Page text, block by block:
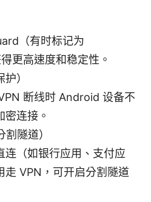
（有时标记为
更高速度和稳定性。
）
断线时 Android 设备不
密连接。
隧道）
连（如银行应用、支付应
走 VPN，可开启分割隧道